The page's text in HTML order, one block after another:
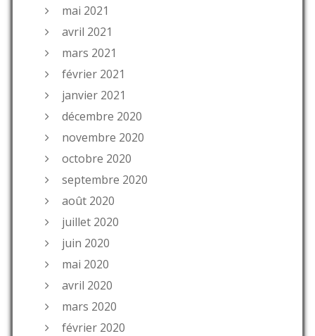
mai 2021
avril 2021
mars 2021
février 2021
janvier 2021
décembre 2020
novembre 2020
octobre 2020
septembre 2020
août 2020
juillet 2020
juin 2020
mai 2020
avril 2020
mars 2020
février 2020